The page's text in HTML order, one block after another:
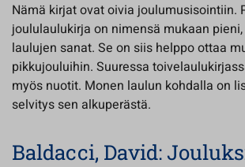
Nämä kirjat ovat oivia joulumusisointiin.
joululaulukirja on nimensä mukaan
laulujen sanat. Se on siis helppo ottaa
pikkujouluihin. Suuressa
myös nuotit. Monen laulun kohdalla on
selvitys sen alkuperästä.
Baldacci, David: